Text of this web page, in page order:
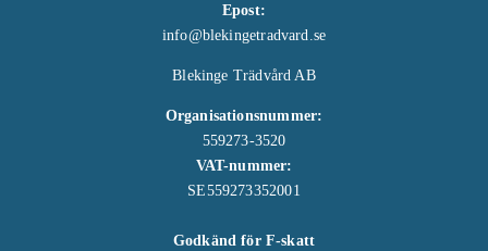
Epost:
info@blekingetradvard.se
Blekinge Trädvård AB
Organisationsnummer:
559273-3520
VAT-nummer:
SE559273352001
Godkänd för F-skatt